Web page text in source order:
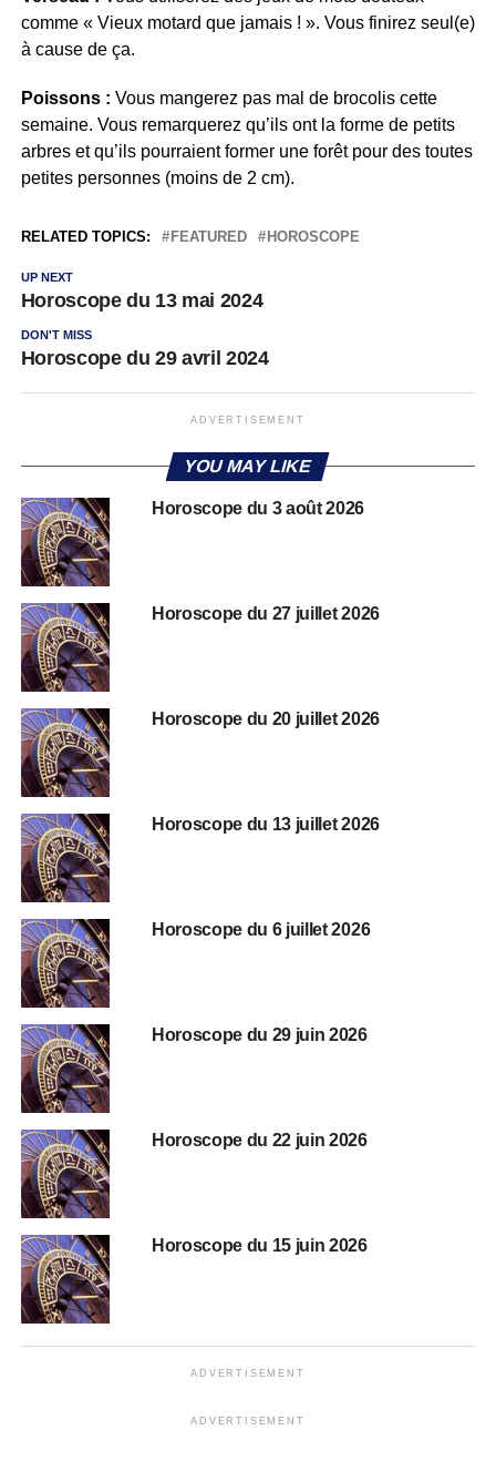
comme « Vieux motard que jamais ! ». Vous finirez seul(e)
à cause de ça.
Poissons : Vous mangerez pas mal de brocolis cette
semaine. Vous remarquerez qu’ils ont la forme de petits
arbres et qu’ils pourraient former une forêt pour des toutes
petites personnes (moins de 2 cm).
RELATED TOPICS: FEATURED HOROSCOPE
UP NEXT
Horoscope du 13 mai 2024
DON'T MISS
Horoscope du 29 avril 2024
ADVERTISEMENT
YOU MAY LIKE
Horoscope du 3 août 2026
Horoscope du 27 juillet 2026
Horoscope du 20 juillet 2026
Horoscope du 13 juillet 2026
Horoscope du 6 juillet 2026
Horoscope du 29 juin 2026
Horoscope du 22 juin 2026
Horoscope du 15 juin 2026
ADVERTISEMENT
ADVERTISEMENT